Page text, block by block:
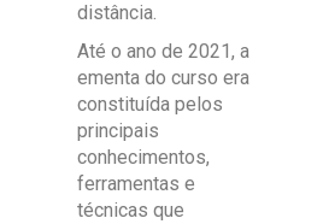
distância.
Até o ano de 2021, a
ementa do curso era
constituída pelos
principais
conhecimentos,
ferramentas e
técnicas que